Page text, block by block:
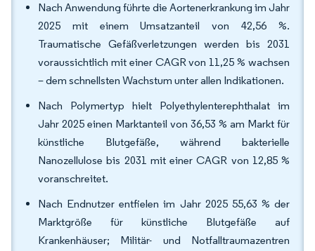
Nach Anwendung führte die Aortenerkrankung im Jahr
2025 mit einem Umsatzanteil von 42,56 %.
Traumatische Gefäßverletzungen werden bis 2031
voraussichtlich mit einer CAGR von 11,25 % wachsen
– dem schnellsten Wachstum unter allen Indikationen.
Nach Polymertyp hielt Polyethylenterephthalat im
Jahr 2025 einen Marktanteil von 36,53 % am Markt für
künstliche Blutgefäße, während bakterielle
Nanozellulose bis 2031 mit einer CAGR von 12,85 %
voranschreitet.
Nach Endnutzer entfielen im Jahr 2025 55,63 % der
Marktgröße für künstliche Blutgefäße auf
Krankenhäuser; Militär- und Notfalltraumazentren